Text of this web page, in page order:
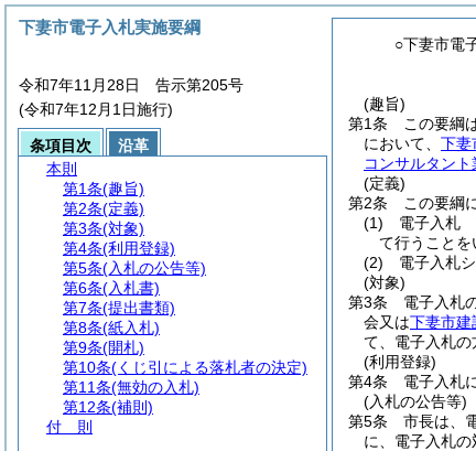
○下妻市電
(趣旨)
第1条
この要綱
において、 下妻
コンサルタント
(定義)
第2条
この要綱
(1)
電子入札
て行うことを
(2)
電子入札
(対象)
第3条
電子入札
会又は下妻市建
て、電子入札の
(利用登録)
第4条
電子入札
(入札の公告等)
第5条
市長は、
に、電子入札の
下妻市電子入札実施要綱
令和7年11月28日 告示第205号
(令和7年12月1日施行)
条項目次
沿革
本則
第1条(趣旨)
第2条(定義)
第3条(対象)
第4条(利用登録)
第5条(入札の公告等)
第6条(入札書)
第7条(提出書類)
第8条(紙入札)
第9条(開札)
第10条(くじ引による落札者の決定)
第11条(無効の入札)
第12条(補則)
付 則